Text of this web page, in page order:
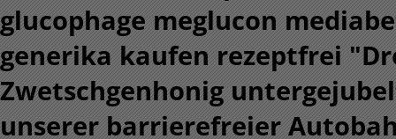
glucophage meglucon
generika kaufen rezeptfrei
Zwetschgenhonig
unserer barrierefreier